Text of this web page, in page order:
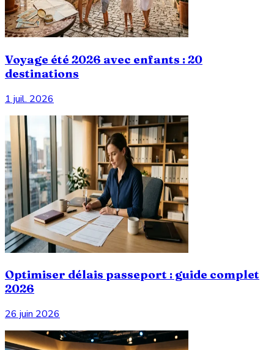
Voyage été 2026 avec enfants : 20
destinations
1 juil. 2026
Optimiser délais passeport : guide complet
2026
26 juin 2026